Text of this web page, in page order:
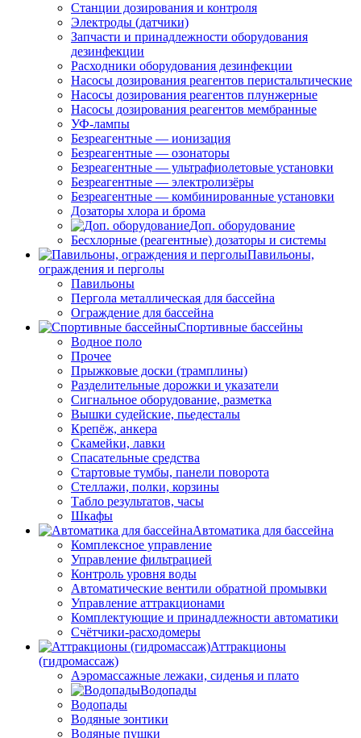
Станции дозирования и контроля
Электроды (датчики)
Запчасти и принадлежности оборудования
дезинфекции
Расходники оборудования дезинфекции
Насосы дозирования реагентов перистальтические
Насосы дозирования реагентов плунжерные
Насосы дозирования реагентов мембранные
УФ-лампы
Безреагентные — ионизация
Безреагентные — озонаторы
Безреагентные — ультрафиолетовые установки
Безреагентные — электролизёры
Безреагентные — комбинированные установки
Дозаторы хлора и брома
Доп. оборудование
Бесхлорные (реагентные) дозаторы и системы
Павильоны,
ограждения и перголы
Павильоны
Пергола металлическая для бассейна
Ограждение для бассейна
Спортивные бассейны
Водное поло
Прочее
Прыжковые доски (трамплины)
Разделительные дорожки и указатели
Cигнальное оборудование, разметка
Вышки судейские, пьедесталы
Крепёж, анкера
Скамейки, лавки
Спасательные средства
Стартовые тумбы, панели поворота
Стеллажи, полки, корзины
Табло результатов, часы
Шкафы
Автоматика для бассейна
Комплексное управление
Управление фильтрацией
Контроль уровня воды
Автоматические вентили обратной промывки
Управление аттракционами
Комплектующие и принадлежности автоматики
Счётчики-расходомеры
Аттракционы
(гидромассаж)
Аэромассажные лежаки, сиденья и плато
Водопады
Водопады
Водяные зонтики
Водяные пушки